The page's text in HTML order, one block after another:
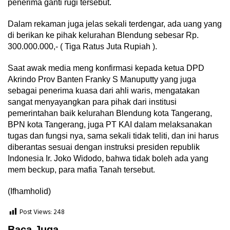
penerima ganti rugi tersebut.
Dalam rekaman juga jelas sekali terdengar, ada uang yang
di berikan ke pihak kelurahan Blendung sebesar Rp.
300.000.000,- ( Tiga Ratus Juta Rupiah ).
Saat awak media meng konfirmasi kepada ketua DPD
Akrindo Prov Banten Franky S Manuputty yang juga
sebagai penerima kuasa dari ahli waris, mengatakan
sangat menyayangkan para pihak dari institusi
pemerintahan baik kelurahan Blendung kota Tangerang,
BPN kota Tangerang, juga PT KAI dalam melaksanakan
tugas dan fungsi nya, sama sekali tidak teliti, dan ini harus
diberantas sesuai dengan instruksi presiden republik
Indonesia Ir. Joko Widodo, bahwa tidak boleh ada yang
mem beckup, para mafia Tanah tersebut.
(Ifhamholid)
Post Views:248